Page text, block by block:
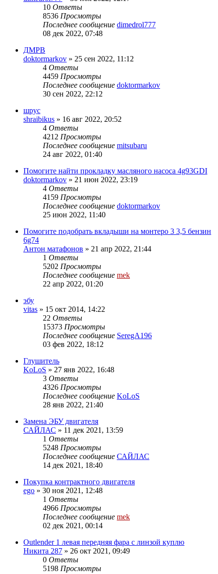
10 Ответы
8536 Просмотры
Последнее сообщение dimedrol777
08 дек 2022, 07:48
ДМРВ
doktormarkov » 25 сен 2022, 11:12
4 Ответы
4459 Просмотры
Последнее сообщение doktormarkov
30 сен 2022, 22:12
шрус
shraibikus » 16 авг 2022, 20:52
4 Ответы
4212 Просмотры
Последнее сообщение mitsubaru
24 авг 2022, 01:40
Помогите найти прокладку масляного насоса 4g93GDI
doktormarkov » 21 июн 2022, 23:19
4 Ответы
4159 Просмотры
Последнее сообщение doktormarkov
25 июн 2022, 11:40
Помогите подобрать вкладыши на монтеро 3 3,5 бензин
6g74
Антон матафонов » 21 апр 2022, 21:44
1 Ответы
5202 Просмотры
Последнее сообщение mek
22 апр 2022, 01:20
эбу
vitas » 15 окт 2014, 14:22
22 Ответы
15373 Просмотры
Последнее сообщение SeregA196
03 фев 2022, 18:12
Глушитель
KoLoS » 27 янв 2022, 16:48
3 Ответы
4326 Просмотры
Последнее сообщение KoLoS
28 янв 2022, 21:40
Замена ЭБУ двигателя
САЙЛАС » 11 дек 2021, 13:59
1 Ответы
5248 Просмотры
Последнее сообщение САЙЛАС
14 дек 2021, 18:40
Покупка контрактного двигателя
ego » 30 ноя 2021, 12:48
1 Ответы
4966 Просмотры
Последнее сообщение mek
02 дек 2021, 00:14
Outlender 1 левая передняя фара с линзой куплю
Никита 287 » 26 окт 2021, 09:49
0 Ответы
5198 Просмотры